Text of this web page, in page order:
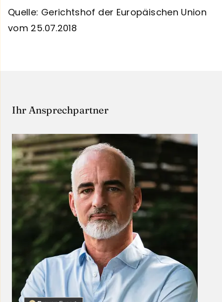
Quelle: Gerichtshof der Europäischen Union
vom 25.07.2018
Ihr Ansprechpartner